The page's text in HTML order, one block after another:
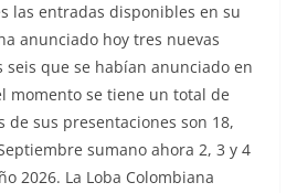
las entradas disponibles en su
anunciado hoy tres nuevas
seis que se habían anunciado en
momento se tiene un total de
de sus presentaciones son 18,
sumano ahora 2, 3 y 4
2026. La Loba Colombiana